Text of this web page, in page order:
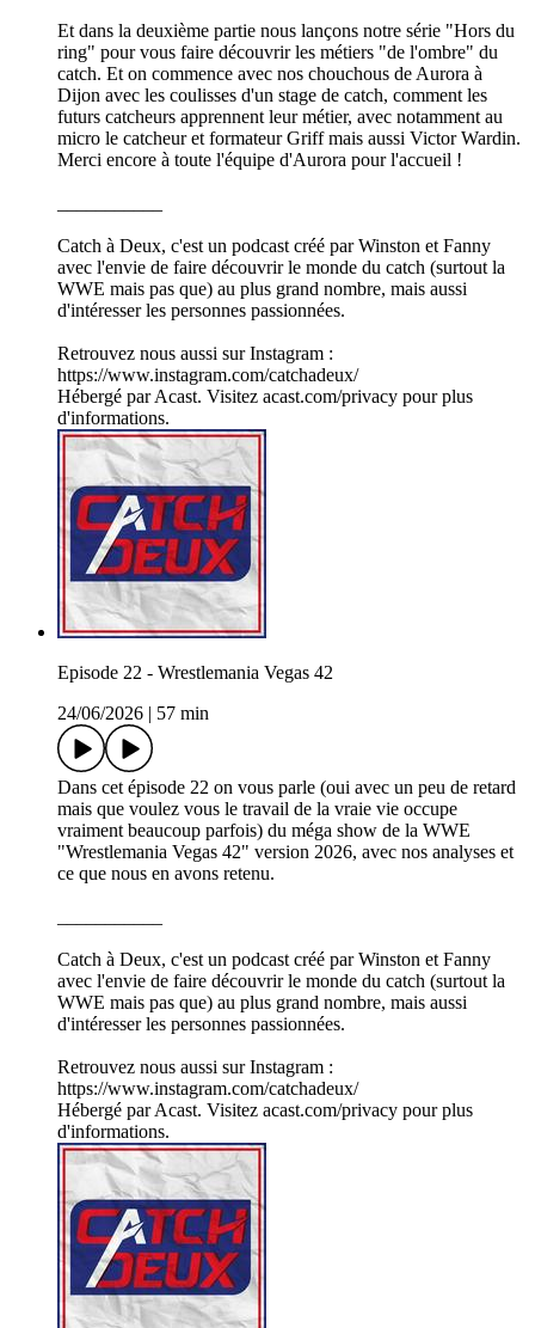
Et dans la deuxième partie nous lançons notre série "Hors du
ring" pour vous faire découvrir les métiers "de l'ombre" du
catch. Et on commence avec nos chouchous de Aurora à
Dijon avec les coulisses d'un stage de catch, comment les
futurs catcheurs apprennent leur métier, avec notamment au
micro le catcheur et formateur Griff mais aussi Victor Wardin.
Merci encore à toute l'équipe d'Aurora pour l'accueil !
Catch à Deux, c'est un podcast créé par Winston et Fanny
avec l'envie de faire découvrir le monde du catch (surtout la
WWE mais pas que) au plus grand nombre, mais aussi
d'intéresser les personnes passionnées.
Retrouvez nous aussi sur Instagram :
https://www.instagram.com/catchadeux/
Hébergé par Acast. Visitez acast.com/privacy pour plus
d'informations.
Episode 22 - Wrestlemania Vegas 42
24/06/2026
57 min
Dans cet épisode 22 on vous parle (oui avec un peu de retard
mais que voulez vous le travail de la vraie vie occupe
vraiment beaucoup parfois) du méga show de la WWE
"Wrestlemania Vegas 42" version 2026, avec nos analyses et
ce que nous en avons retenu.
Catch à Deux, c'est un podcast créé par Winston et Fanny
avec l'envie de faire découvrir le monde du catch (surtout la
WWE mais pas que) au plus grand nombre, mais aussi
d'intéresser les personnes passionnées.
Retrouvez nous aussi sur Instagram :
https://www.instagram.com/catchadeux/
Hébergé par Acast. Visitez acast.com/privacy pour plus
d'informations.